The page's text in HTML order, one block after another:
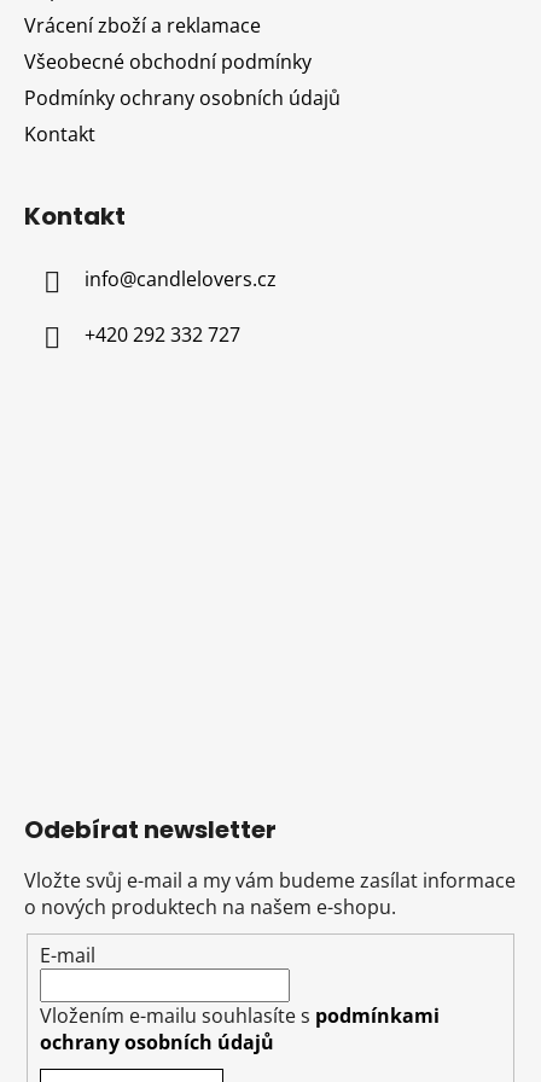
Vrácení zboží a reklamace
Všeobecné obchodní podmínky
Podmínky ochrany osobních údajů
Kontakt
Kontakt
info@candlelovers.cz
+420 292 332 727
Odebírat newsletter
Vložte svůj e-mail a my vám budeme zasílat informace
o nových produktech na našem e-shopu.
E-mail
Vložením e-mailu souhlasíte s podmínkami
ochrany osobních údajů